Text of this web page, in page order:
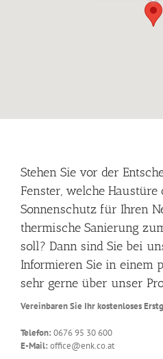
Stehen Sie vor der
Fenster, welche
Sonnenschutz für Ihren
thermische Sanierung
soll? Dann sind Sie bei
Informieren Sie in einem
sehr gerne über unser
Vereinbaren Sie Ihr kostenloses
Telefon: 0676 95 30 600
E-Mail: office@enk.co.at